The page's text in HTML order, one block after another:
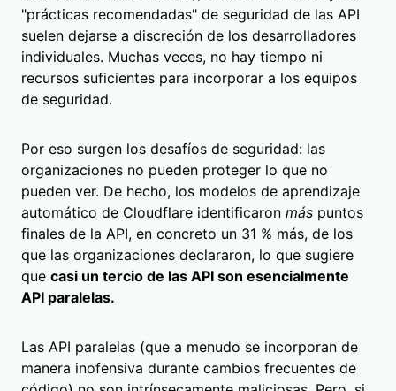
"prácticas recomendadas" de seguridad de las API
suelen dejarse a discreción de los desarrolladores
individuales. Muchas veces, no hay tiempo ni
recursos suficientes para incorporar a los equipos
de seguridad.
Por eso surgen los desafíos de seguridad: las
organizaciones no pueden proteger lo que no
pueden ver. De hecho, los modelos de aprendizaje
automático de Cloudflare identificaron más puntos
finales de la API, en concreto un 31 % más, de los
que las organizaciones declararon, lo que sugiere
que casi un tercio de las API son esencialmente
API paralelas.
Las API paralelas (que a menudo se incorporan de
manera inofensiva durante cambios frecuentes de